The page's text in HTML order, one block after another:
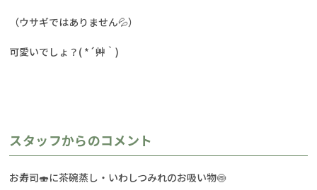
（ウサギではありません💦）
可愛いでしょ？( *´艸｀)
スタッフからのコメント
お寿司🍣に茶碗蒸し・いわしつみれのお吸い物🍥